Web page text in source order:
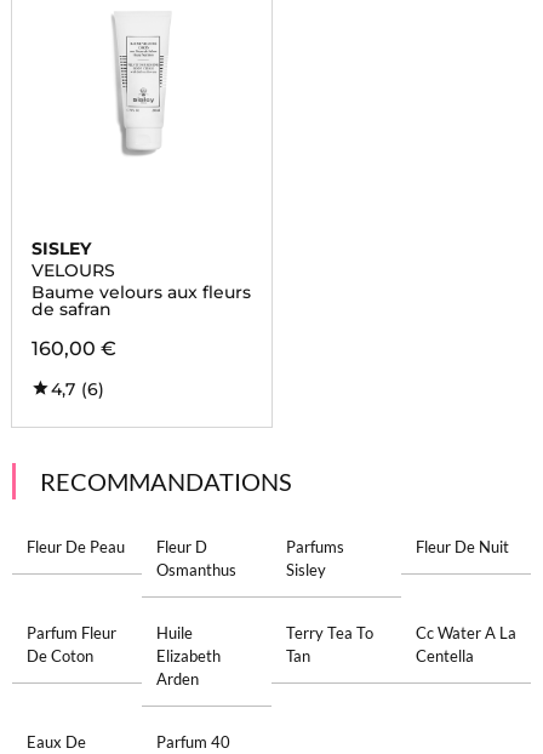
SISLEY
VELOURS
Baume velours aux fleurs
de safran
160,00 €
4,7 (6)
RECOMMANDATIONS
Fleur De Peau
Fleur D
Osmanthus
Parfums
Sisley
Fleur De Nuit
Parfum Fleur
De Coton
Huile
Elizabeth
Arden
Terry Tea To
Tan
Cc Water A La
Centella
Eaux De Parfum 40